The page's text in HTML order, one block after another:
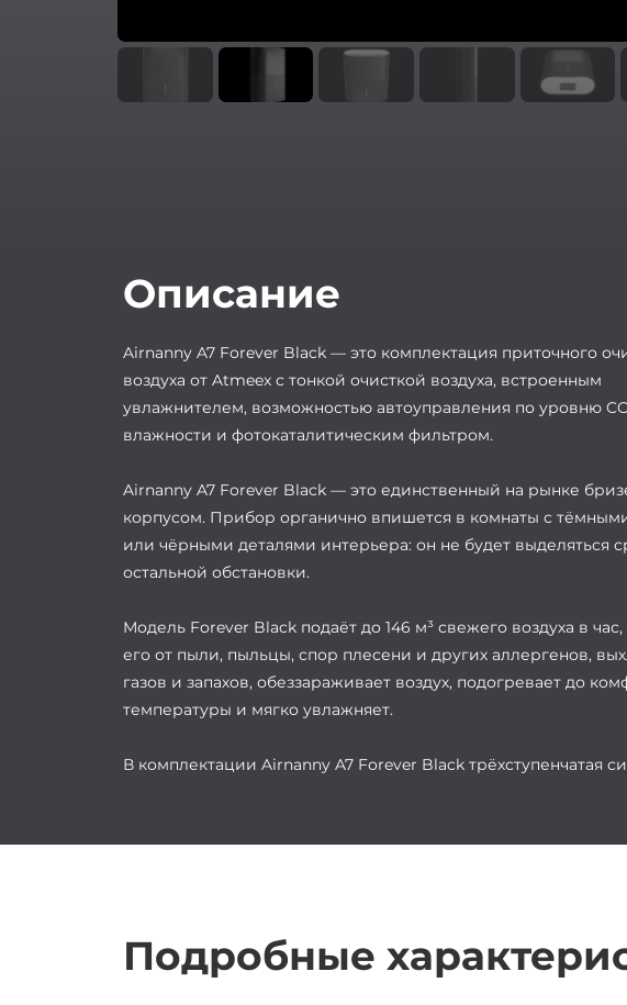
Описание
Airnanny A7 Forever Black — это комплектация приточного
воздуха от Atmeex с тонкой очисткой воздуха, встроенным
увлажнителем, возможностью автоуправления по уровню
влажности и фотокаталитическим фильтром.
Airnanny A7 Forever Black — это единственный на рынке
корпусом. Прибор органично впишется в комнаты с
или чёрными деталями интерьера: он не будет выделяться
остальной обстановки.
Модель Forever Black подаёт до 146 м³ свежего воздуха в
его от пыли, пыльцы, спор плесени и других аллергенов,
газов и запахов, обеззараживает воздух, подогревает до
температуры и мягко увлажняет.
В комплектации Airnanny A7 Forever Black трёхступенчатая
Подробные